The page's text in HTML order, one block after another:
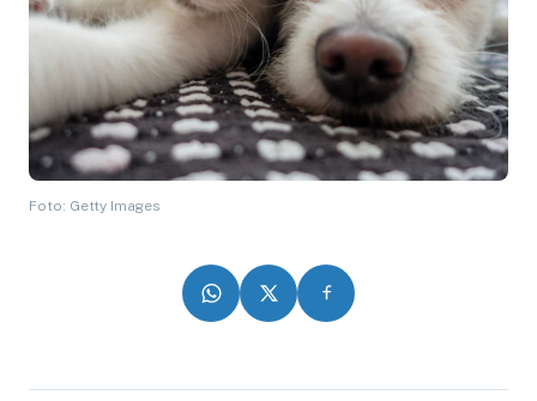
Foto: Getty Images